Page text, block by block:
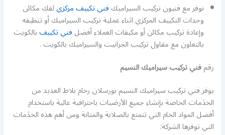
نوفر مع فنيون تركيب السيراميكفني تكييف مركزيلفك مكائن
وحدات التكييف المركزي اثناء عملية تركيب السيراميك أو تنظيفه
وإعادة تركيب مكائن أو مكيفات العملاء أفضلفني تكييفبالكويت
بالتعاون مع مقاول تركيب الجرانيت والسيراميك بالكويت .
رقمفني تركيب سيراميك النسيم
يوفر فني تركيب سيراميك النسيم بورسلان رخام بلاط العديد من
الخدَمات الخاصة بإنشاء جميع الأرضيات باحترافية عالية باستخدام
أفضل المواد الخام التي تتمتع بالصلابة والمتانة ومن أهم هذه الخدَمات
التي توفرها الشركة: